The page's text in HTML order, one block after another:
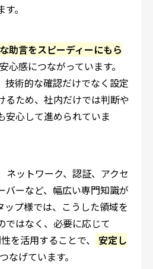
。
助言をスピーディーにもら
心感につながっています。
技術的な確認だけでなく設定
るため、社内だけでは判断や
安心して進められていま
ネットワーク、認証、アクセ
バーなど、幅広い専門知識が
ップ様では、こうした領域を
ではなく、必要に応じて
を活用することで、
安定し
なげています。